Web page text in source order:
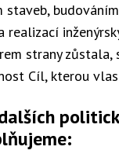
staveb,
realizací
strany zůstala,
Cíl, kterou